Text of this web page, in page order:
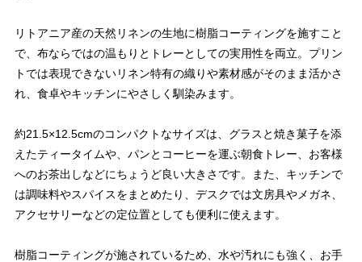
リトアニア産の天然リネンの生地に樹脂コーティングを施すこと
で、布ならではの温もりとトレーとしての実用性を両立。プリン
トでは表現できないリネン特有の織りや素材感がそのまま活かさ
れ、食卓やキッチンにやさしく馴染みます。
約21.5×12.5cmのコンパクトなサイズは、グラスと焼き菓子を添
えたティータイムや、パンとコーヒーを運ぶ朝食トレー、お客様
へのお茶出しなどにちょうど良い大きさです。また、キッチンで
は調味料やスパイスをまとめたり、デスクでは文房具やメガネ、
アクセサリーなどの定位置としても便利に使えます。
樹脂コーティングが施されているため、水や汚れにも強く、お手